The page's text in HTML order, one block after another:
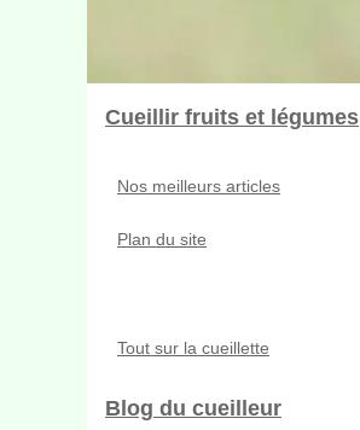
Cueillir fruits et légumes
Nos meilleurs articles
Plan du site
Tout sur la cueillette
Blog du cueilleur